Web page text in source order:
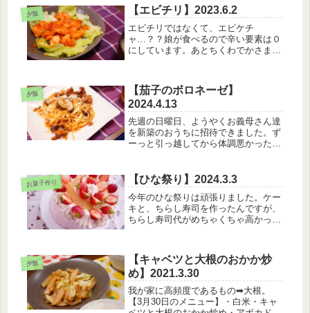
で家に居ないので、焼き魚しようかな
(笑) 【7月10日のメニュー】・白米・
焼鯖・ご...
夕飯 【エビチリ】2023.6.2
エビチリではなくて、エビケチ
ャ…？？娘が食べるので辛い要素は０
にしています。あとちくわでかさまし
と思いつつ、スーパーに行って海老の
値段を見てなかなか買えない日々(笑)
【6月...
夕飯
【茄子のボロネーゼ】
2024.4.13
先週の日曜日、ようやくお義母さん達
を新築のおうちに招待できました。ず
ーっと引っ越してから体調悪かったり
ドサラダ夫の妹弟はまだ実家暮らしの
ため、一緒に遊びに来てくれまし
た。...
お菓子作り 【ひな祭り】2024.3.3
今年のひな祭りは頑張りました。ケー
キと、ちらし寿司を作ったんですが、
ちらし寿司代がめちゃくちゃ高かった
作ってくれたことがあったんですが、
いくらが多すぎて満腹になり持て余
し...
夕飯
【キャベツと大根のおかか炒
め】2021.3.30
我が家に高頻度であるもの➡大根。
【3月30日のメニュー】・白米・キャ